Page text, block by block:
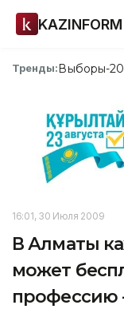
KAZINFORM
Тренды:Выборы-
16:01, 30 Июля 2009
В Алматы
может
профессию